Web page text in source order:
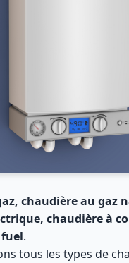
chaudière au gaz
chaudière à
.
tous les types de